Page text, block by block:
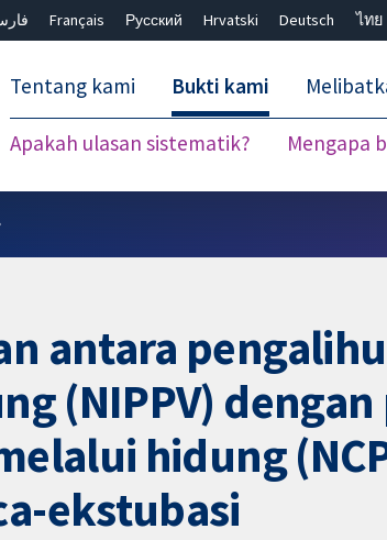
Français Русский Hrvatski Deutsch
ไทย
Tentang kami Bukti kami
Apakah ulasan sistematik? Mengapa
antara
(NIPPV)
hidung
ekstubasi